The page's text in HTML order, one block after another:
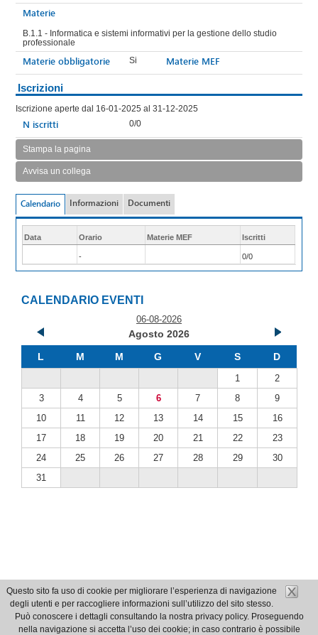
Questo sito fa uso di cookie per migliorare l’esperienza di navigazione
degli utenti e per raccogliere informazioni sull’utilizzo del sito stesso.
Può conoscere i dettagli consultando la nostra privacy policy. Proseguendo
nella navigazione si accetta l’uso dei cookie; in caso contrario è possibile
Materie
B.1.1 - Informatica e sistemi informativi per la gestione dello studio
professionale
Materie obbligatorie Si Materie MEF
Iscrizioni
Iscrizione aperte dal 16-01-2025 al 31-12-2025
N iscritti 0/0
Stampa la pagina
Avvisa un collega
Calendario Informazioni Documenti
Data Orario Materie MEF Iscritti
- 0/0
CALENDARIO EVENTI
06-08-2026
Agosto 2026
L
M M G V S D
1
2
3
4 5 6 7 8
9
10
11 12 13 14 15
16
17
18 19 20 21 22
23
24
25 26 27 28 29
30
31